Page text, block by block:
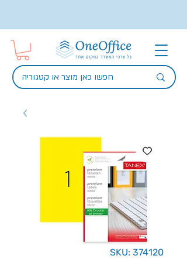
SKU: 374120